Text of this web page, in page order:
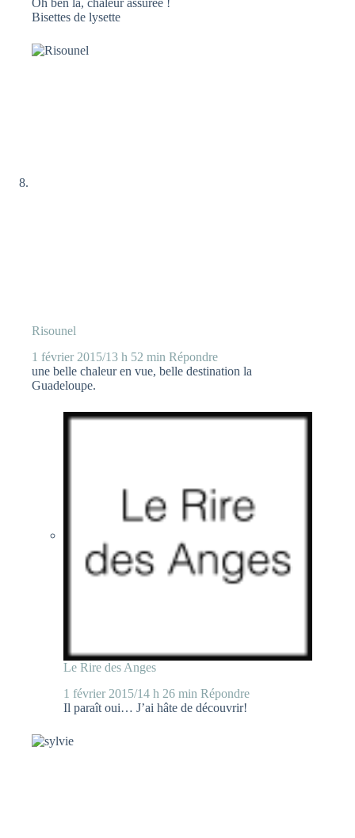
Oh ben là, chaleur assurée !
Bisettes de lysette
Risounel
1 février 2015/13 h 52 min Répondre
une belle chaleur en vue, belle destination la
Guadeloupe.
Le Rire des Anges
1 février 2015/14 h 26 min Répondre
Il paraît oui… J’ai hâte de découvrir!